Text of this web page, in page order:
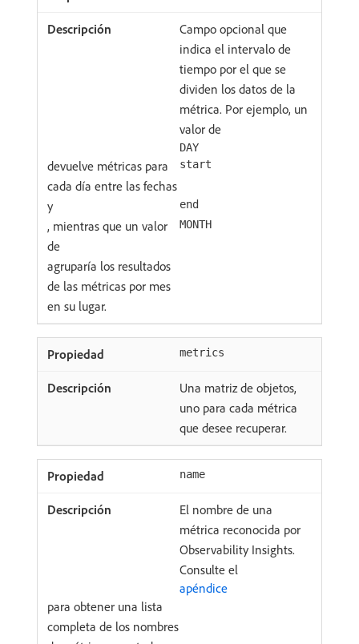
Campo opcional que
indica el intervalo de
tiempo por el que se
dividen los datos de la
métrica. Por ejemplo, un
valor de
DAY
devuelve métricas para
cada día entre las fechas
start
y end
, mientras que un valor
de
MONTH
agruparía los resultados
de las métricas por mes
en su lugar.
metrics
Una matriz de objetos,
uno para cada métrica
que desee recuperar.
name
El nombre de una
métrica reconocida por
Observability Insights.
Consulte el
apéndice
para obtener una lista
completa de los nombres